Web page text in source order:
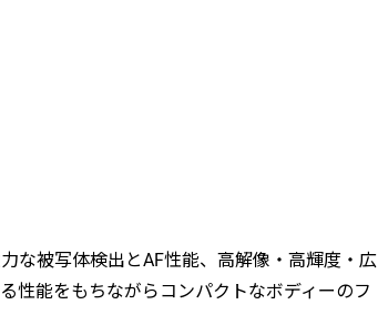
な被写体検出とAF性能、高解像・高輝度・広
性能をもちながらコンパクトなボディーのフ